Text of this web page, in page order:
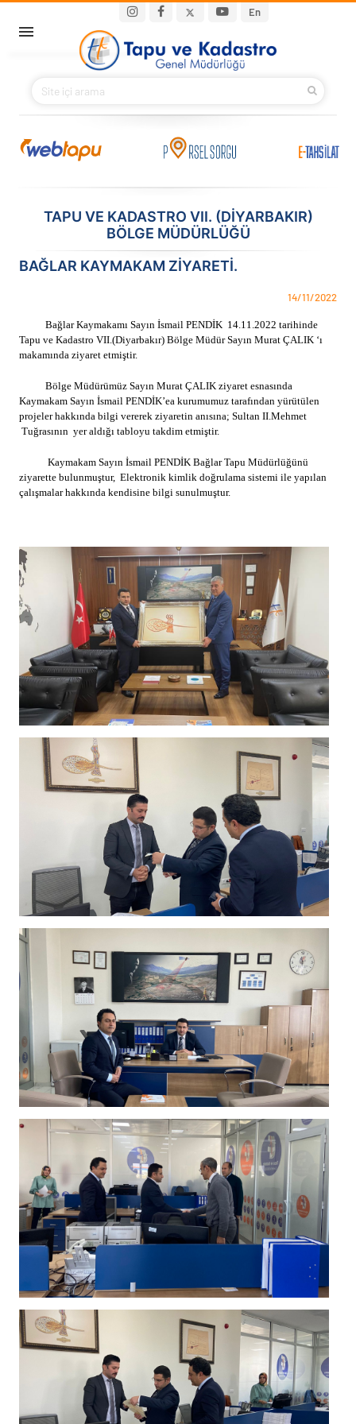
En
Main navigation
BAKANIMIZ
KURUMSAL
İLETIŞIM
TAPU VE KADASTRO VII. (DIYARBAKIR)
BÖLGE MÜDÜRLÜĞÜ
BAĞLAR KAYMAKAM ZIYARETI.
14/11/2022
Bağlar Kaymakamı Sayın İsmail PENDİK 14.11.2022 tarihinde
Tapu ve Kadastro VII.(Diyarbakır) Bölge Müdür Sayın Murat ÇALIK ‘ı
makamında ziyaret etmiştir.
Bölge Müdürümüz Sayın Murat ÇALIK ziyaret esnasında
Kaymakam Sayın İsmail PENDİK’ea kurumumuz tarafından yürütülen
projeler hakkında bilgi vererek ziyaretin anısına; Sultan II.Mehmet
Tuğrasının yer aldığı tabloyu takdim etmiştir.
Kaymakam Sayın İsmail PENDİK Bağlar Tapu Müdürlüğünü
ziyarette bulunmuştur, Elektronik kimlik doğrulama sistemi ile yapılan
çalışmalar hakkında kendisine bilgi sunulmuştur.